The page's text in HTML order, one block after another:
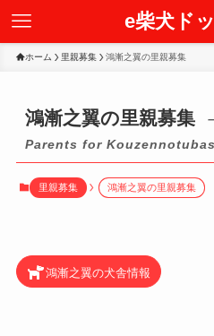
e柴犬ド
ホーム 里親募集 鴻漸之翼の里親募集
鴻漸之翼の里親募集
Parents for
里親募集 鴻漸之翼の里親募集
鴻漸之翼の犬舎情報